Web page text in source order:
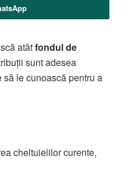
atâtfondul de
sunt adesea
le cunoască pentru a
cheltuielilor curente,